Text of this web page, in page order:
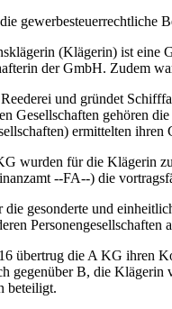
(Klägerin) ist eine
der GmbH. Zudem
und gründet
Gesellschaften gehören
ermittelten ihren
für die Klägerin zum
‑‑FA‑‑) die
und einheitliche
die A KG ihren
gegenüber B, die Klägerin
beteiligt.